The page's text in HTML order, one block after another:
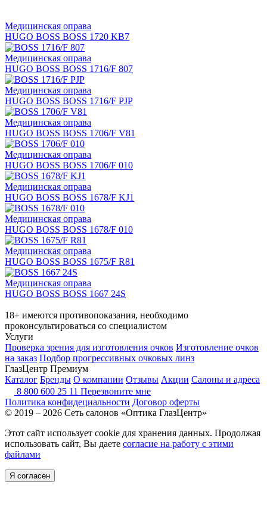
Медицинская оправа
HUGO BOSS BOSS 1720 KB7
Медицинская оправа
HUGO BOSS BOSS 1716/F 807
Медицинская оправа
HUGO BOSS BOSS 1716/F PJP
Медицинская оправа
HUGO BOSS BOSS 1706/F V81
Медицинская оправа
HUGO BOSS BOSS 1706/F 010
Медицинская оправа
HUGO BOSS BOSS 1678/F KJ1
Медицинская оправа
HUGO BOSS BOSS 1678/F 010
Медицинская оправа
HUGO BOSS BOSS 1675/F R81
Медицинская оправа
HUGO BOSS BOSS 1667 24S
18+ имеются противопоказания, необходимо
проконсультироваться со специалистом
Услуги
Проверка зрения для изготовления очков Изготовление очков
на заказ Подбор прогрессивных очковых линз
ГлазЦентр Премиум
Каталог Бренды О компании Отзывы Акции Салоны и адреса
8 800 600 25 11 Перезвоните мне
Политика конфидециальности Договор оферты
© 2019 – 2026 Сеть салонов «Оптика ГлазЦентр»
Этот сайт использует cookie для хранения данных. Продолжая
использовать сайт, Вы даете согласие на работу с этими
файлами
Я согласен